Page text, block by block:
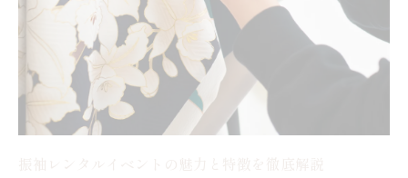
話題の振袖展示会で叶うレンタル比較ポイント
振袖展示会で分かるレンタルプランの違い
振袖レンタル安い大阪の探し方と選び方
振袖展示会だからこそ体験できる試着ポイント
振袖レンタルイベントでのコーディネート比較術
振袖展示会で得られる最新トレンド情報